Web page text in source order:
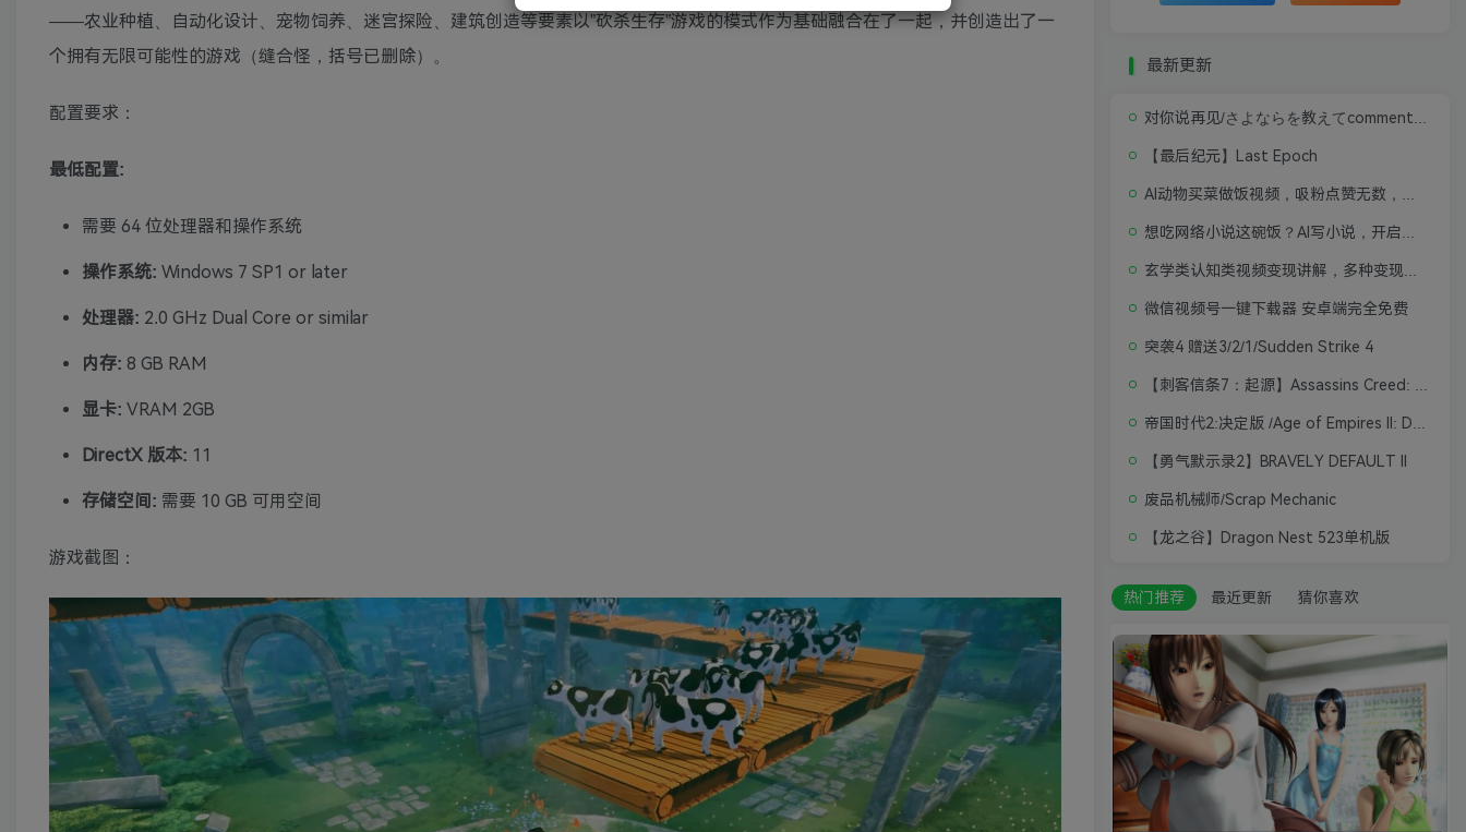
——农业种植、自动化设计、宠物饲养、迷宫探险、建筑创造等要素以”砍杀生存”游戏的模式作为基础融合在了一起，并创造出了一
个拥有无限可能性的游戏（缝合怪，括号已删除）。
配置要求：
最低配置:
需要 64 位处理器和操作系统
操作系统: Windows 7 SP1 or later
处理器: 2.0 GHz Dual Core or similar
内存: 8 GB RAM
显卡: VRAM 2GB
DirectX 版本: 11
存储空间: 需要 10 GB 可用空间
游戏截图：
最新更新
【最后纪元】Last Epoch
微信视频号一键下载器 安卓端完全免费
突袭4 赠送3/2/1/Sudden Strike 4
【勇气默示录2】BRAVELY DEFAULT II
废品机械师/Scrap Mechanic
【龙之谷】Dragon Nest 523单机版
热门推荐 最近更新 猜你喜欢